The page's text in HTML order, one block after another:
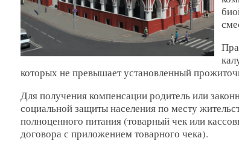
которых не превышает установленный
Для получения компенсации родитель или
социальной защиты населения по месту
полноценного питания (товарный чек или
договора с приложением товарного чека).